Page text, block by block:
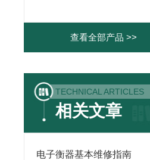
查看全部产品 >>
TECHNICAL ARTICLES
相关文章
电子衡器基本维修指南